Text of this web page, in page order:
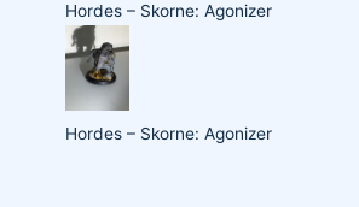
Hordes – Skorne: Agonizer
Hordes – Skorne: Agonizer